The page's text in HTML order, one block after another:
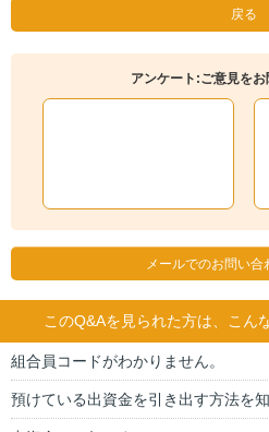
戻る
アンケート:ご意見を
メールでのお問い合
このQ&Aを見られた方は、こん
組合員コードがわかりません。
預けている出資金を引き出す方法を知